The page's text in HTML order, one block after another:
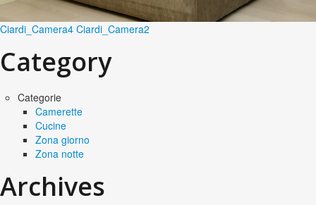
Ciardi_Camera4 Ciardi_Camera2
Category
Categorie
Camerette
Cucine
Zona giorno
Zona notte
Archives